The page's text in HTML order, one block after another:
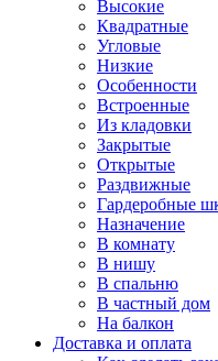
Высокие
Квадратные
Угловые
Низкие
Особенности
Встроенные
Из кладовки
Закрытые
Открытые
Раздвижные
Гардеробные
Назначение
В комнату
В нишу
В спальню
В частный дом
На балкон
Доставка и оплата